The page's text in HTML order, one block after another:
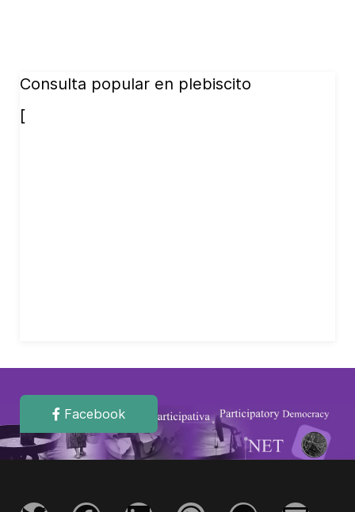
Consulta popular en plebiscito
[
Facebook